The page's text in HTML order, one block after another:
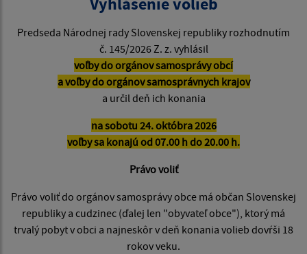
Predseda Národnej rady Slovenskej republiky rozhodnutím
č. 145/2026 Z. z. vyhlásil
voľby do orgánov samosprávy obcí
a voľby do orgánov samosprávnych krajov
a určil deň ich konania
na sobotu 24. októbra 2026
voľby sa konajú od 07.00 h do 20.00 h.
Právo voliť
Právo voliť do orgánov samosprávy obce má občan Slovenskej
republiky a cudzinec (ďalej len "obyvateľ obce"), ktorý má
trvalý pobyt v obci a najneskôr v deň konania volieb dovŕši 18
rokov veku.